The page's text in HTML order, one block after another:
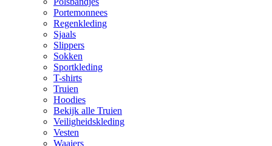
Portemonnees
Regenkleding
Sjaals
Slippers
Sokken
Sportkleding
T-shirts
Truien
Hoodies
Bekijk alle Truien
Veiligheidskleding
Vesten
Waaiers